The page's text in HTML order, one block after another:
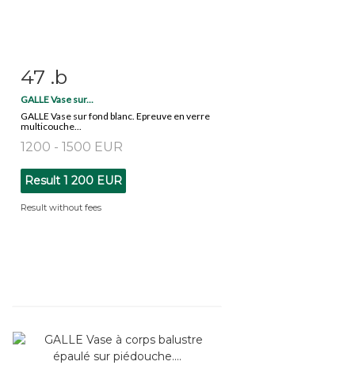
Item detail
47 .b
GALLE Vase sur...
GALLE Vase sur fond blanc. Epreuve en verre
multicouche...
1200 - 1500 EUR
Result 1 200 EUR
Result without fees